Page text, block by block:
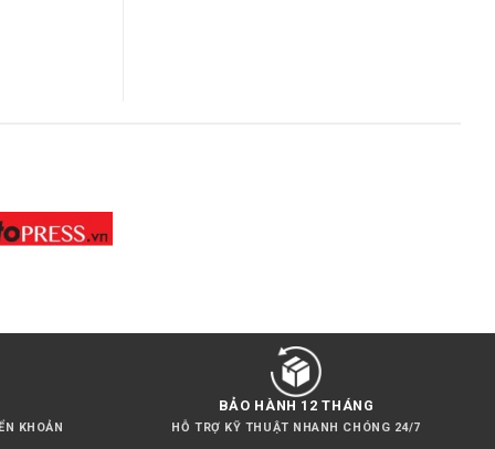
KHOẢN
BẢO HÀNH 12 THÁNG
HỖ TRỢ KỸ THUẬT NHANH CHÓNG 24/7